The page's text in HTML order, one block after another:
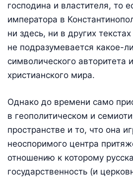
господина и властителя, то
императора в
ни здесь, ни в других
не подразумевается какое-
символического авторитета
христианского мира.
Однако до времени само
в геополитическом и
пространстве и то, что она
неоспоримого центра
отношению к которому
государственность (и